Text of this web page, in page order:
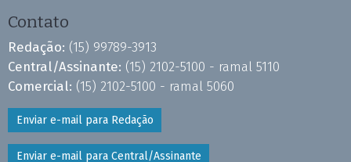
Contato
Redação: (15) 99789-3913
Central/Assinante: (15) 2102-5100 - ramal 5110
Comercial: (15) 2102-5100 - ramal 5060
Enviar e-mail para Redação
Enviar e-mail para Central/Assinante